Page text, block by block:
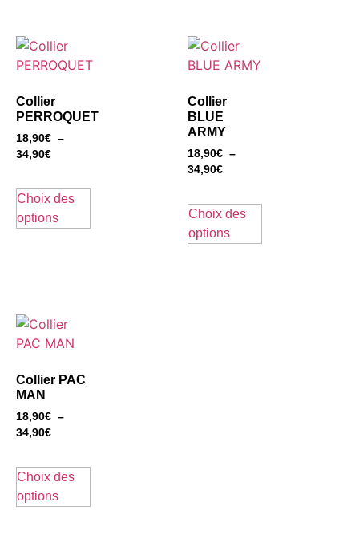
Collier
PERROQUET
18,90€ –
34,90€
Choix des
options
Collier
BLUE
ARMY
18,90€ –
34,90€
Choix des
options
Collier PAC
MAN
18,90€ –
34,90€
Choix des
options